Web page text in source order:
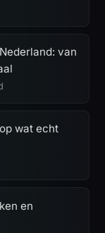
van
wat echt
en